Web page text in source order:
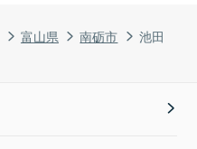
富山県 南砺市 池田